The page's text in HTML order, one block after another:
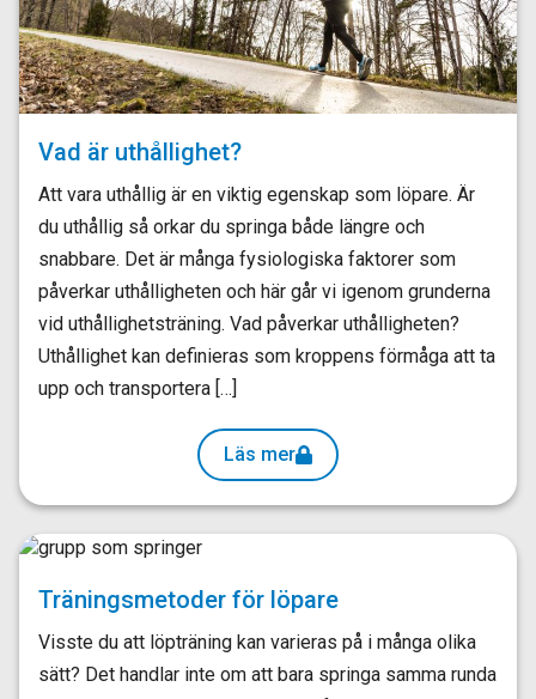
Vad är uthållighet?
Att vara uthållig är en viktig egenskap som löpare. Är
du uthållig så orkar du springa både längre och
snabbare. Det är många fysiologiska faktorer som
påverkar uthålligheten och här går vi igenom grunderna
vid uthållighetsträning. Vad påverkar uthålligheten?
Uthållighet kan definieras som kroppens förmåga att ta
upp och transportera […]
Läs mer
Träningsmetoder för löpare
Visste du att löpträning kan varieras på i många olika
sätt? Det handlar inte om att bara springa samma runda